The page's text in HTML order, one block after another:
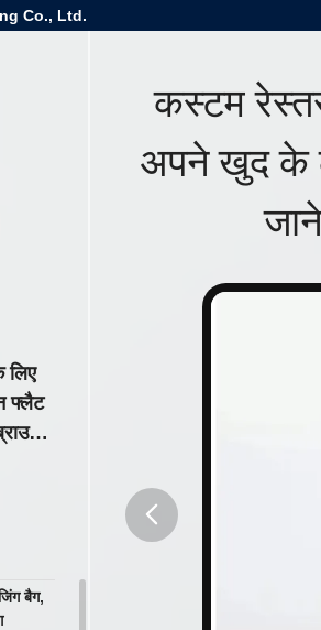
Co., Ltd.
लिए
फ्लैट
बैग,
कस्टम
अपने खुद के